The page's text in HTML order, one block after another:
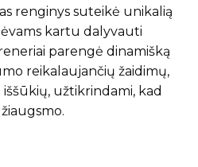
renginys suteikė unikalią
kartu dalyvauti
parengė dinamišką
reikalaujančių žaidimų,
užtikrindami, kad